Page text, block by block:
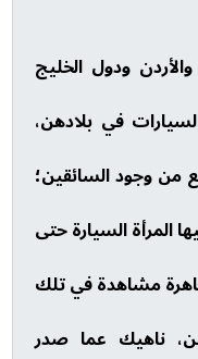
ودول الخليج
في بلادهن،
من وجود السائقين؛
المرأة السيارة حتى
مشاهدة في تلك
ناهيك عما صدر